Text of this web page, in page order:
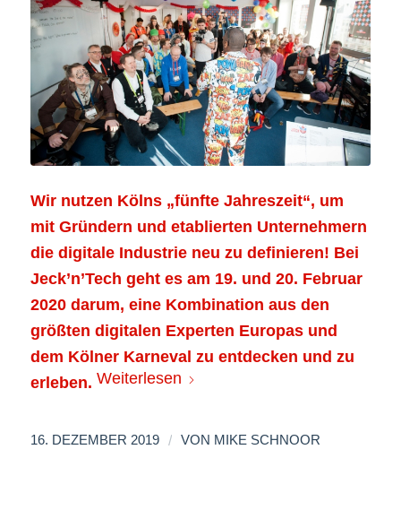
Wir nutzen Kölns „fünfte Jahreszeit“, um
mit Gründern und etablierten Unternehmern
die digitale Industrie neu zu definieren! Bei
Jeck’n’Tech geht es am 19. und 20. Februar
2020 darum, eine Kombination aus den
größten digitalen Experten Europas und
dem Kölner Karneval zu entdecken und zu
erleben. Weiterlesen
16. DEZEMBER 2019 / VON MIKE SCHNOOR